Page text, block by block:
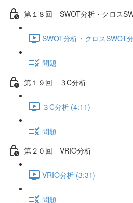
第１８回 SWOT分析・クロス
SWOT分析・クロスSWOT
問題
第１９回 ３C分析
３C分析 (4:11)
問題
第２０回 VRIO分析
VRIO分析 (3:31)
問題